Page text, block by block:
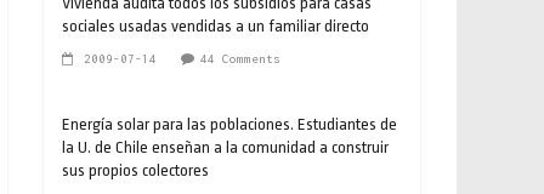
sociales usadas vendidas a un familiar directo
2009-07-14 44 Comments
Energía solar para las poblaciones. Estudiantes de
la U. de Chile enseñan a la comunidad a construir
sus propios colectores